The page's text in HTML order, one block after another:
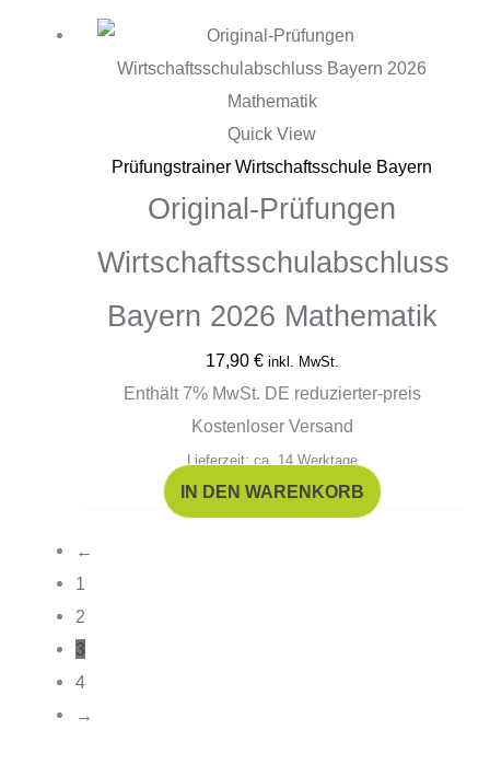
Quick View
Prüfungstrainer Wirtschaftsschule Bayern
Original-Prüfungen
Wirtschaftsschulabschluss
Bayern 2026 Mathematik
17,90 € inkl. MwSt.
Enthält 7% MwSt. DE reduzierter-preis
Kostenloser Versand
Lieferzeit: ca. 14 Werktage
IN DEN WARENKORB
←
1
2
3
4
→